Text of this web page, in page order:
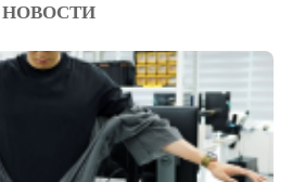
НОВОСТИ